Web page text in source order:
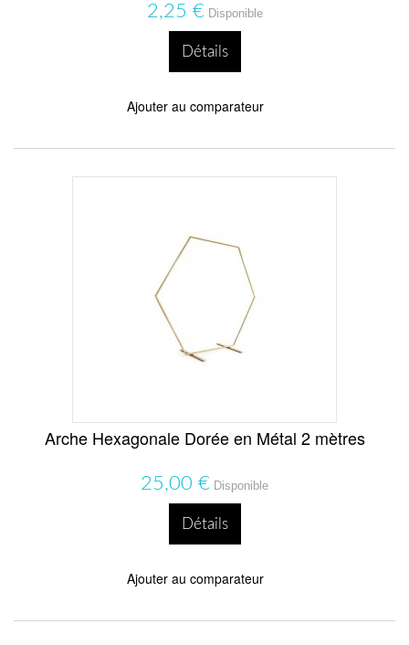
2,25 € Disponible
Détails
Ajouter au comparateur
Arche Hexagonale Dorée en Métal 2 mètres
25,00 € Disponible
Détails
Ajouter au comparateur